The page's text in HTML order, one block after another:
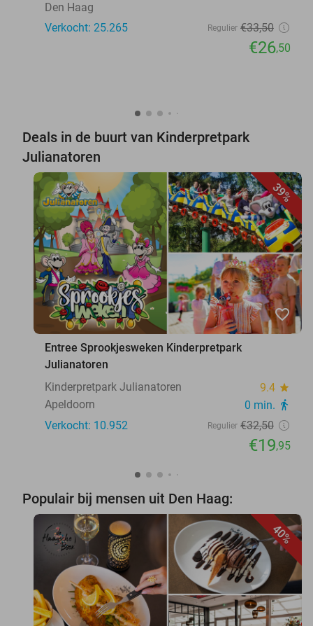
Den Haag
Verkocht: 25.265
Regulier €33,50
€26,50
Deals in de buurt van Kinderpretpark
Julianatoren
39%
favorite_border
Entree Sprookjesweken Kinderpretpark
Julianatoren
Kinderpretpark Julianatoren
9.4 star
Apeldoorn 0 min. directions_walk
Verkocht: 10.952 Regulier €32,50
€19,95
Populair bij mensen uit Den Haag:
40%